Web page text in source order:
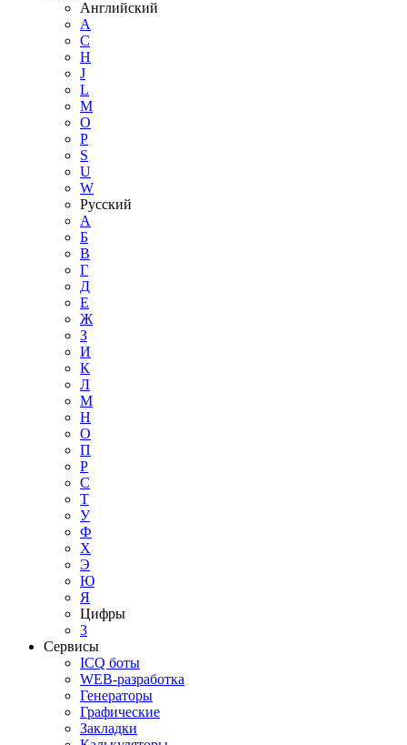
Английский
A
C
H
J
L
M
O
P
S
U
W
Русский
А
Б
В
Г
Д
Е
Ж
З
И
К
Л
М
Н
О
П
Р
С
Т
У
Ф
Х
Э
Ю
Я
Цифры
3
Сервисы
ICQ боты
WEB-разработка
Генераторы
Графические
Закладки